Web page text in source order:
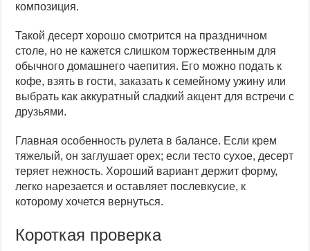
композиция.
Такой десерт хорошо смотрится на праздничном
столе, но не кажется слишком торжественным для
обычного домашнего чаепития. Его можно подать к
кофе, взять в гости, заказать к семейному ужину или
выбрать как аккуратный сладкий акцент для встречи с
друзьями.
Главная особенность рулета в балансе. Если крем
тяжелый, он заглушает орех; если тесто сухое, десерт
теряет нежность. Хороший вариант держит форму,
легко нарезается и оставляет послевкусие, к
которому хочется вернуться.
Короткая проверка